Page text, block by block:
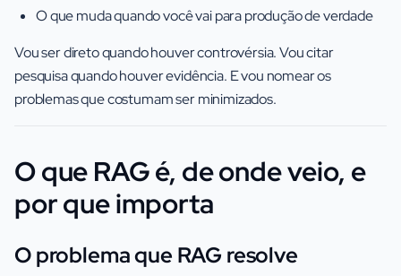
O que muda quando você vai para produção de verdade
Vou ser direto quando houver controvérsia. Vou citar
pesquisa quando houver evidência. E vou nomear os
problemas que costumam ser minimizados.
O que RAG é, de onde veio, e
por que importa
O problema que RAG resolve